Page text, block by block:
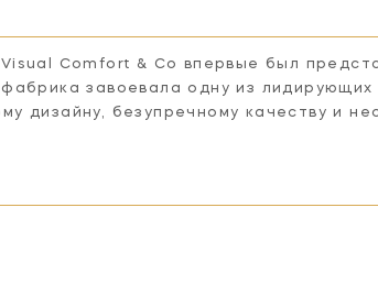
Comfort & Co впервые был
завоевала одну из лидирующих
дизайну, безупречному качеству и